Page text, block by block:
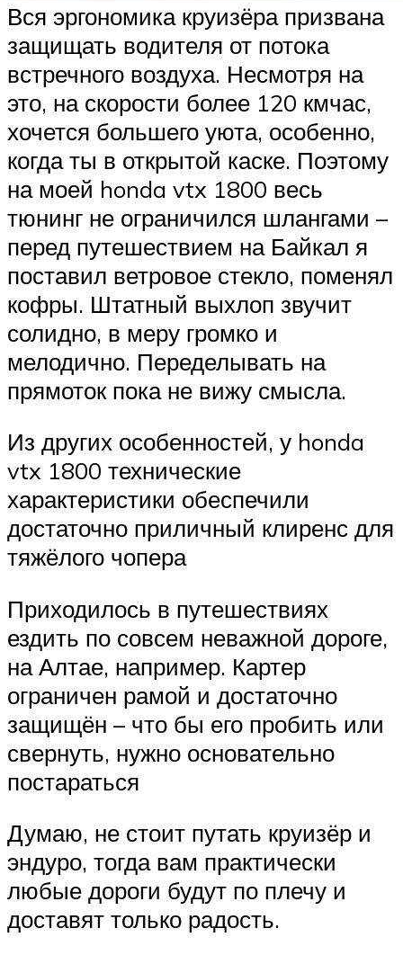
Вся эргономика круизёра призвана
защищать водителя от потока
встречного воздуха. Несмотря на
это, на скорости более 120 кмчас,
хочется большего уюта, особенно,
когда ты в открытой каске. Поэтому
на моей honda vtx 1800 весь
тюнинг не ограничился шлангами –
перед путешествием на Байкал я
поставил ветровое стекло, поменял
кофры. Штатный выхлоп звучит
солидно, в меру громко и
мелодично. Переделывать на
прямоток пока не вижу смысла.
Из других особенностей, у honda
vtx 1800 технические
характеристики обеспечили
достаточно приличный клиренс для
тяжёлого чопера
Приходилось в путешествиях
ездить по совсем неважной дороге,
на Алтае, например. Картер
ограничен рамой и достаточно
защищён – что бы его пробить или
свернуть, нужно основательно
постараться
Думаю, не стоит путать круизёр и
эндуро, тогда вам практически
любые дороги будут по плечу и
доставят только радость.